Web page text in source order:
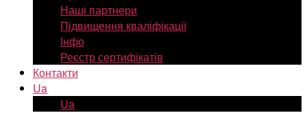
Наші партнери
Підвищення кваліфікації
Інфо
Реєстр сертифікатів
Контакти
Ua
Ua